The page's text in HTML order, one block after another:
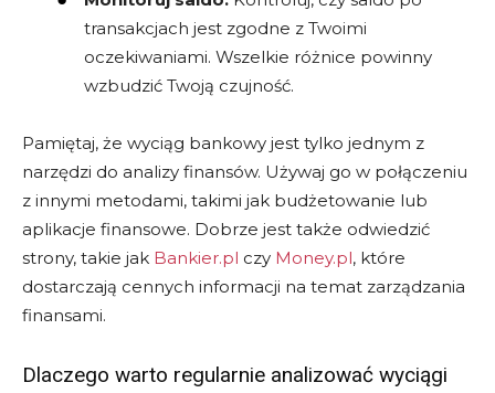
transakcjach jest zgodne z Twoimi
oczekiwaniami. Wszelkie różnice powinny
wzbudzić Twoją czujność.
Pamiętaj, że wyciąg bankowy jest tylko jednym z
narzędzi do analizy finansów. Używaj go w połączeniu
z innymi metodami, takimi jak budżetowanie lub
aplikacje finansowe. Dobrze jest także odwiedzić
strony, takie jak Bankier.pl czy Money.pl, które
dostarczają cennych informacji na temat zarządzania
finansami.
Dlaczego warto regularnie analizować wyciągi